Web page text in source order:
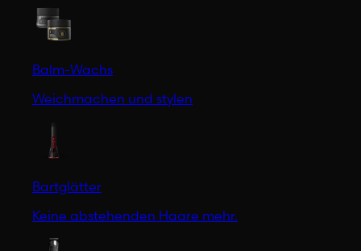
Balm-Wachs
Weichmachen und stylen
Bartglätter
Keine abstehenden Haare mehr.